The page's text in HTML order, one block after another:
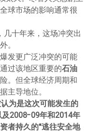
球市场的影响通常很
十年来，这场冲突出
。
发更广泛冲突的可能
过该地区重要的石油
。但全球经济周期和
主导地位。
为是这次可能发生的
2008-09年和2014年
者持久的“逃往安全地